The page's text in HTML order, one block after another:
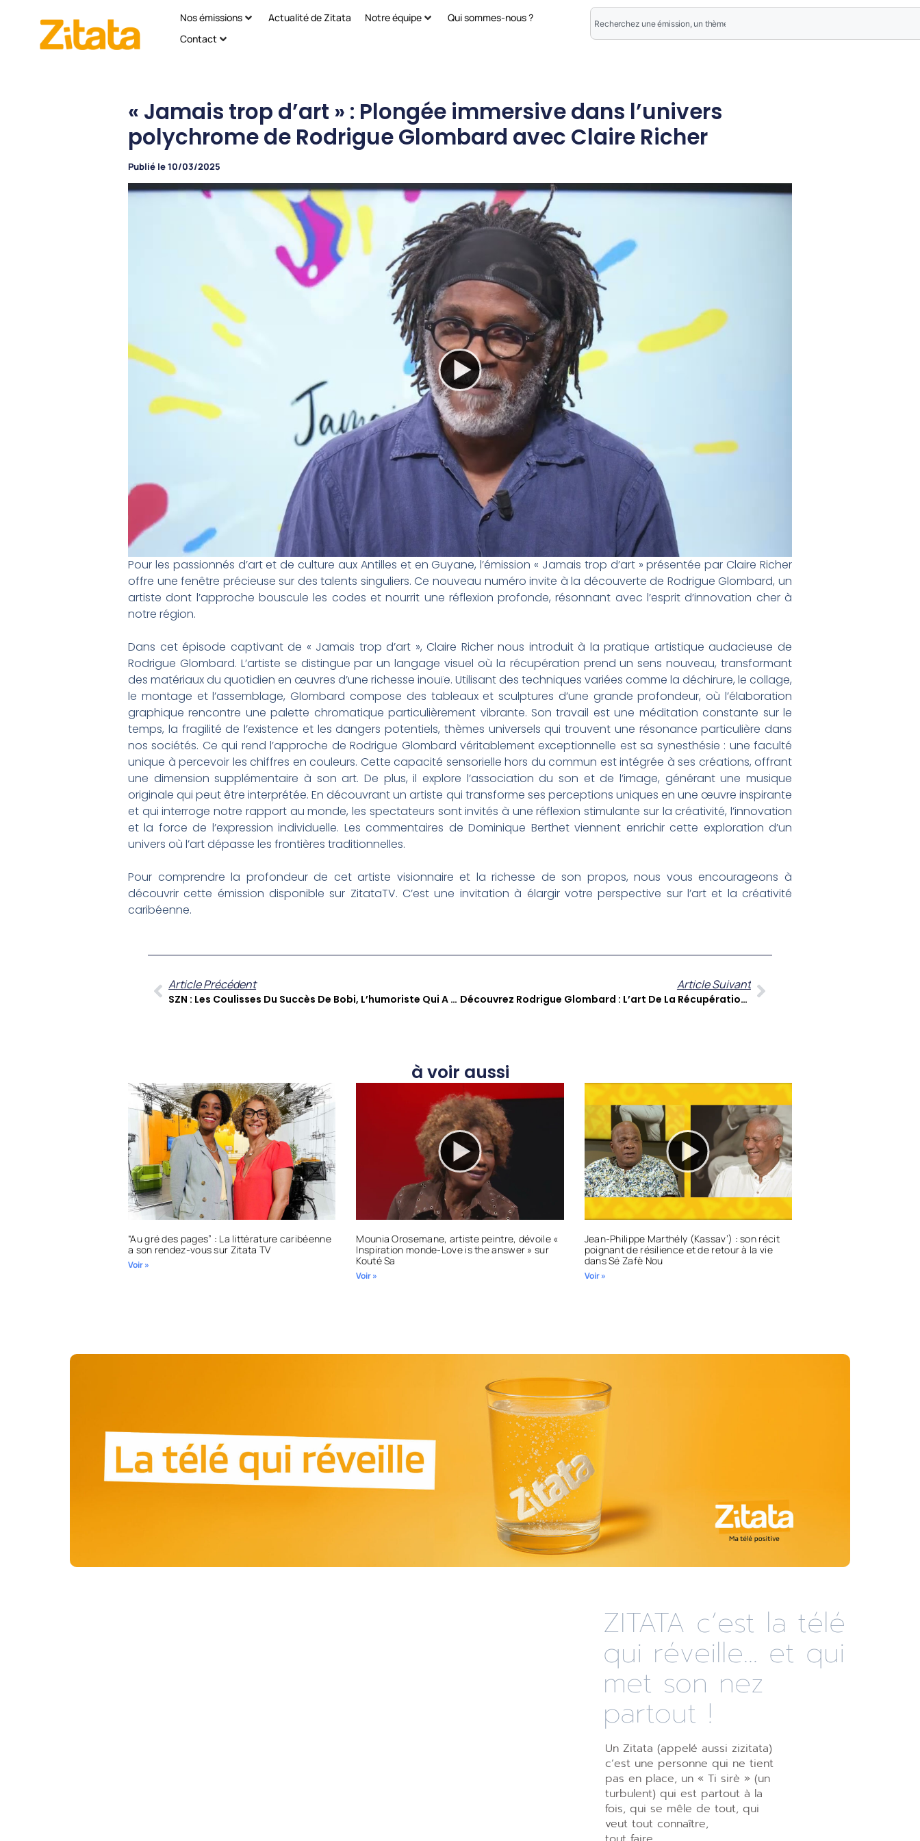
Nos émissions Actualité de Zitata Notre équipe
Qui sommes-nous ?
Contact
« Jamais trop d’art » : Plongée immersive dans l’univers
polychrome de Rodrigue Glombard avec Claire Richer
Publié le10/03/2025
Pour les passionnés d’art et de culture aux Antilles et en Guyane, l’émission « Jamais trop d’art » présentée par Claire Richer
offre une fenêtre précieuse sur des talents singuliers. Ce nouveau numéro invite à la découverte de Rodrigue Glombard, un
artiste dont l’approche bouscule les codes et nourrit une réflexion profonde, résonnant avec l’esprit d’innovation cher à
notre région.
Dans cet épisode captivant de « Jamais trop d’art », Claire Richer nous introduit à la pratique artistique audacieuse de
Rodrigue Glombard. L’artiste se distingue par un langage visuel où la récupération prend un sens nouveau, transformant
des matériaux du quotidien en œuvres d’une richesse inouïe. Utilisant des techniques variées comme la déchirure, le collage,
le montage et l’assemblage, Glombard compose des tableaux et sculptures d’une grande profondeur, où l’élaboration
graphique rencontre une palette chromatique particulièrement vibrante. Son travail est une méditation constante sur le
temps, la fragilité de l’existence et les dangers potentiels, thèmes universels qui trouvent une résonance particulière dans
nos sociétés. Ce qui rend l’approche de Rodrigue Glombard véritablement exceptionnelle est sa synesthésie : une faculté
unique à percevoir les chiffres en couleurs. Cette capacité sensorielle hors du commun est intégrée à ses créations, offrant
une dimension supplémentaire à son art. De plus, il explore l’association du son et de l’image, générant une musique
originale qui peut être interprétée. En découvrant un artiste qui transforme ses perceptions uniques en une œuvre inspirante
et qui interroge notre rapport au monde, les spectateurs sont invités à une réflexion stimulante sur la créativité, l’innovation
et la force de l’expression individuelle. Les commentaires de Dominique Berthet viennent enrichir cette exploration d’un
univers où l’art dépasse les frontières traditionnelles.
Pour comprendre la profondeur de cet artiste visionnaire et la richesse de son propos, nous vous encourageons à
découvrir cette émission disponible sur ZitataTV. C’est une invitation à élargir votre perspective sur l’art et la créativité
caribéenne.
Article Précédent
SZN : Les Coulisses Du Succès De Bobi, L’humoriste Qui A Conquis Les Antilles-Guyane Et Paris
Article Suivant
Découvrez Rodrigue Glombard : L’art De La Récupération Et De La Synesthésie Sur Zitata TV
à voir aussi
“Au gré des pages” : La littérature caribéenne
a son rendez-vous sur Zitata TV
Voir »
Mounia Orosemane, artiste peintre, dévoile «
Inspiration monde-Love is the answer » sur
Kouté Sa
Voir »
Jean-Philippe Marthély (Kassav’) : son récit
poignant de résilience et de retour à la vie
dans Sé Zafè Nou
Voir »
ZITATA c’est la télé
qui réveille... et qui
met son nez
partout !
Un Zitata (appelé aussi zizitata)
c’est une personne qui ne tient
pas en place, un « Ti sirè » (un
turbulent) qui est partout à la
fois, qui se mêle de tout, qui
veut tout connaître,